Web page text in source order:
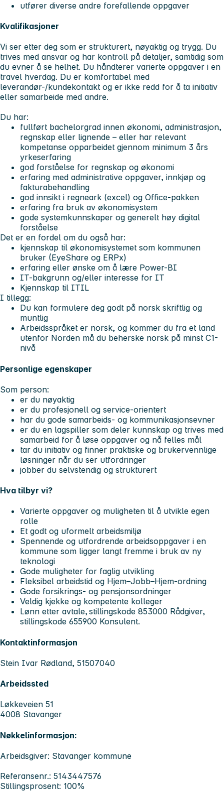
utfører diverse andre forefallende oppgaver
Kvalifikasjoner
Vi ser etter deg som er strukturert, nøyaktig og trygg. Du
trives med ansvar og har kontroll på detaljer, samtidig som
du evner å se helhet. Du håndterer varierte oppgaver i en
travel hverdag. Du er komfortabel med
leverandør-/kundekontakt og er ikke redd for å ta initiativ
eller samarbeide med andre.
Du har:
fullført bachelorgrad innen økonomi, administrasjon,
regnskap eller lignende – eller har relevant
kompetanse opparbeidet gjennom minimum 3 års
yrkeserfaring
god forståelse for regnskap og økonomi
erfaring med administrative oppgaver, innkjøp og
fakturabehandling
god innsikt i regneark (excel) og Office-pakken
erfaring fra bruk av økonomisystem
gode systemkunnskaper og generelt høy digital
forståelse
Det er en fordel om du også har:
kjennskap til økonomisystemet som kommunen
bruker (EyeShare og ERPx)
erfaring eller ønske om å lære Power-BI
IT-bakgrunn og/eller interesse for IT
Kjennskap til ITIL
I tillegg:
Du kan formulere deg godt på norsk skriftlig og
muntlig
Arbeidsspråket er norsk, og kommer du fra et land
utenfor Norden må du beherske norsk på minst C1-
nivå
Personlige egenskaper
Som person:
er du nøyaktig
er du profesjonell og service-orientert
har du gode samarbeids- og kommunikasjonsevner
er du en lagspiller som deler kunnskap og trives med
samarbeid for å løse oppgaver og nå felles mål
tar du initiativ og finner praktiske og brukervennlige
løsninger når du ser utfordringer
jobber du selvstendig og strukturert
Hva tilbyr vi?
Varierte oppgaver og muligheten til å utvikle egen
rolle
Et godt og uformelt arbeidsmiljø
Spennende og utfordrende arbeidsoppgaver i en
kommune som ligger langt fremme i bruk av ny
teknologi
Gode muligheter for faglig utvikling
Fleksibel arbeidstid og Hjem–Jobb–Hjem-ordning
Gode forsikrings- og pensjonsordninger
Veldig kjekke og kompetente kolleger
Lønn etter avtale, stillingskode 853000 Rådgiver,
stillingskode 655900 Konsulent.
Kontaktinformasjon
Stein Ivar Rødland, 51507040
Arbeidssted
Løkkeveien 51
4008 Stavanger
Nøkkelinformasjon:
Arbeidsgiver: Stavanger kommune
Referansenr.: 5143447576
Stillingsprosent: 100%